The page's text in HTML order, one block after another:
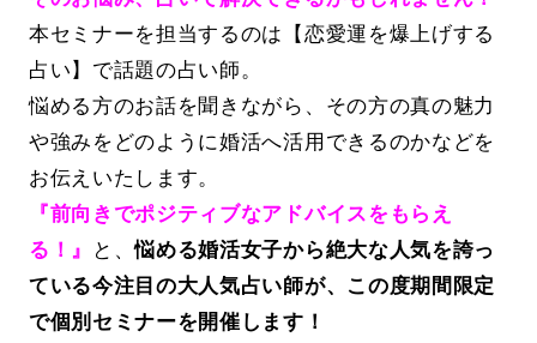
本セミナーを担当するのは【恋愛運を爆上げする
占い】で話題の占い師。
悩める方のお話を聞きながら、その方の真の魅力
や強みをどのように婚活へ活用できるのかなどを
お伝えいたします。
『前向きでポジティブなアドバイスをもらえ
る！』
と、悩める婚活女子から絶大な人気を誇っ
ている今注目の大人気占い師が、この度期間限定
で個別セミナーを開催します！